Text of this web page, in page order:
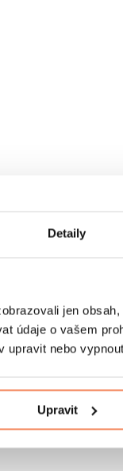
Detaily
jen
údaje o vašem
upravit nebo
Upravit